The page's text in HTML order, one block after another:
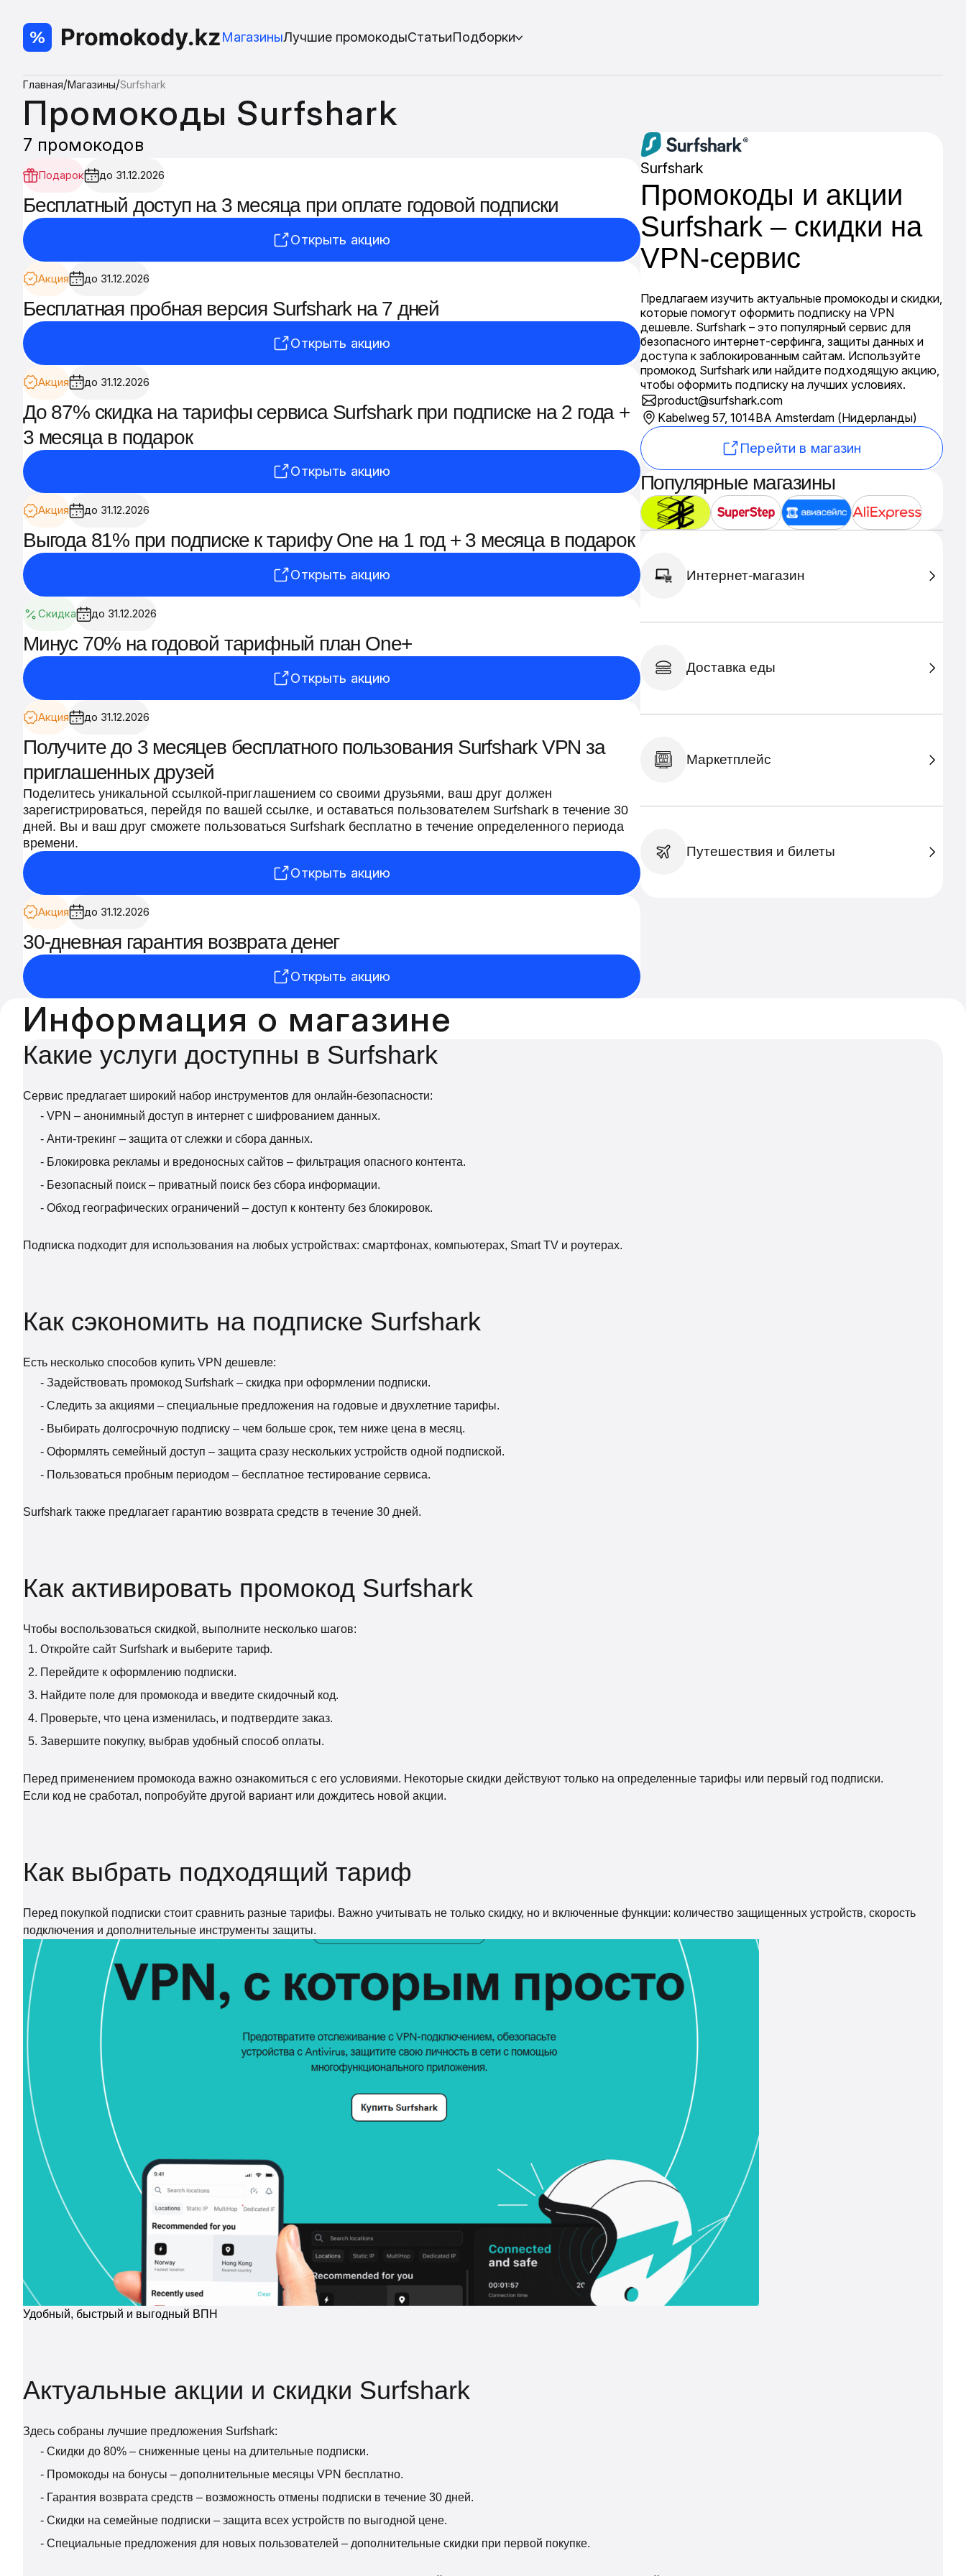
МагазиныЛучшие промокодыСтатьиПодборки
Главная/Магазины/Surfshark
Промокоды Surfshark
7 промокодов
Подарок до 31.12.2026
Бесплатный доступ на 3 месяца при оплате годовой подписки
Открыть акцию
Акция до 31.12.2026
Бесплатная пробная версия Surfshark на 7 дней
Открыть акцию
Акция до 31.12.2026
До 87% скидка на тарифы сервиса Surfshark при подписке на 2 года +
3 месяца в подарок
Открыть акцию
Акция до 31.12.2026
Выгода 81% при подписке к тарифу One на 1 год + 3 месяца в подарок
Открыть акцию
Скидка до 31.12.2026
Минус 70% на годовой тарифный план One+
Открыть акцию
Акция до 31.12.2026
Получите до 3 месяцев бесплатного пользования Surfshark VPN за
приглашенных друзей
Поделитесь уникальной ссылкой-приглашением со своими друзьями, ваш друг должен
зарегистрироваться, перейдя по вашей ссылке, и оставаться пользователем Surfshark в течение 30
дней. Вы и ваш друг сможете пользоваться Surfshark бесплатно в течение определенного периода
времени.
Открыть акцию
Акция до 31.12.2026
30-дневная гарантия возврата денег
Открыть акцию
Surfshark
Промокоды и акции
Surfshark – скидки на
VPN-сервис
Предлагаем изучить актуальные промокоды и скидки,
которые помогут оформить подписку на VPN
дешевле. Surfshark – это популярный сервис для
безопасного интернет-серфинга, защиты данных и
доступа к заблокированным сайтам. Используйте
промокод Surfshark или найдите подходящую акцию,
чтобы оформить подписку на лучших условиях.
product@surfshark.com
Kabelweg 57, 1014BA Amsterdam (Нидерланды)
Перейти в магазин
Популярные магазины
Интернет-магазин
Доставка еды
Маркетплейс
Путешествия и билеты
Информация о магазине
Какие услуги доступны в Surfshark
Сервис предлагает широкий набор инструментов для онлайн-безопасности:
- VPN – анонимный доступ в интернет с шифрованием данных.
- Анти-трекинг – защита от слежки и сбора данных.
- Блокировка рекламы и вредоносных сайтов – фильтрация опасного контента.
- Безопасный поиск – приватный поиск без сбора информации.
- Обход географических ограничений – доступ к контенту без блокировок.
Подписка подходит для использования на любых устройствах: смартфонах, компьютерах, Smart TV и роутерах.
Как сэкономить на подписке Surfshark
Есть несколько способов купить VPN дешевле:
- Задействовать промокод Surfshark – скидка при оформлении подписки.
- Следить за акциями – специальные предложения на годовые и двухлетние тарифы.
- Выбирать долгосрочную подписку – чем больше срок, тем ниже цена в месяц.
- Оформлять семейный доступ – защита сразу нескольких устройств одной подпиской.
- Пользоваться пробным периодом – бесплатное тестирование сервиса.
Surfshark также предлагает гарантию возврата средств в течение 30 дней.
Как активировать промокод Surfshark
Чтобы воспользоваться скидкой, выполните несколько шагов:
Откройте сайт Surfshark и выберите тариф.
Перейдите к оформлению подписки.
Найдите поле для промокода и введите скидочный код.
Проверьте, что цена изменилась, и подтвердите заказ.
Завершите покупку, выбрав удобный способ оплаты.
Перед применением промокода важно ознакомиться с его условиями. Некоторые скидки действуют только на определенные тарифы или первый год подписки.
Если код не сработал, попробуйте другой вариант или дождитесь новой акции.
Как выбрать подходящий тариф
Перед покупкой подписки стоит сравнить разные тарифы. Важно учитывать не только скидку, но и включенные функции: количество защищенных устройств, скорость
подключения и дополнительные инструменты защиты.
Удобный, быстрый и выгодный ВПН
Актуальные акции и скидки Surfshark
Здесь собраны лучшие предложения Surfshark:
- Скидки до 80% – сниженные цены на длительные подписки.
- Промокоды на бонусы – дополнительные месяцы VPN бесплатно.
- Гарантия возврата средств – возможность отмены подписки в течение 30 дней.
- Скидки на семейные подписки – защита всех устройств по выгодной цене.
- Специальные предложения для новых пользователей – дополнительные скидки при первой покупке.